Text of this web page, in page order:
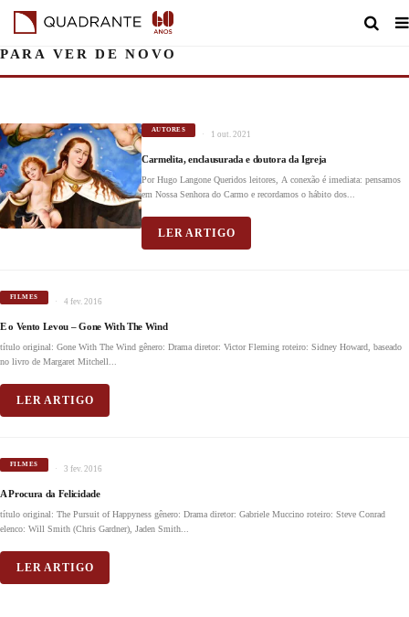
PARA VER DE NOVO
AUTORES 1 out. 2021
Carmelita, enclausurada e doutora da Igreja
Por Hugo Langone Queridos leitores, A conexão é imediata: pensamos
em Nossa Senhora do Carmo e recordamos o hábito dos...
LER ARTIGO
FILMES 4 fev. 2016
E o Vento Levou – Gone With The Wind
título original: Gone With The Wind gênero: Drama diretor: Victor Fleming roteiro: Sidney Howard, baseado
no livro de Margaret Mitchell...
LER ARTIGO
FILMES 3 fev. 2016
A Procura da Felicidade
título original: The Pursuit of Happyness gênero: Drama diretor: Gabriele Muccino roteiro: Steve Conrad
elenco: Will Smith (Chris Gardner), Jaden Smith...
LER ARTIGO